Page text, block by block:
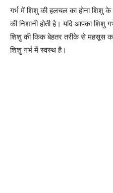
गर्भ में शिशु की हलचल का होना शिशु
की निशानी होती है। यदि आपका
शिशु की किक बेहतर तरीके से महसूस
शिशु गर्भ में स्वस्थ है।